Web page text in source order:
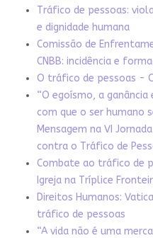
Tráfico de pessoas:
e dignidade humana
Comissão de
CNBB: incidência e
O tráfico de pessoas -
“O egoísmo, a
com que o ser humano
Mensagem na VI
contra o Tráfico de
Combate ao tráfico de
Igreja na Tríplice
Direitos Humanos:
tráfico de pessoas
“A vida não é uma